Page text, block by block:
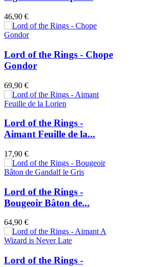
46,90 €
Lord of the Rings - Chope
Gondor
69,90 €
Lord of the Rings -
Aimant Feuille de la...
17,90 €
Lord of the Rings -
Bougeoir Bâton de...
64,90 €
Lord of the Rings -